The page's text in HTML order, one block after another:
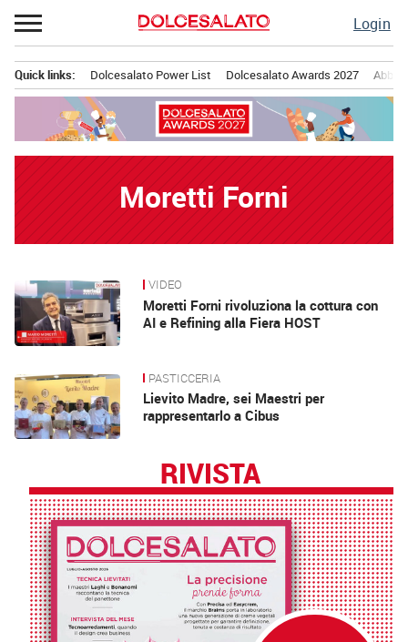
Passa
al
Login
principale
Quick links: Dolcesalato Power List Dolcesalato Awards 2027
Moretti Forni
News VIDEO
Moretti Forni rivoluziona la cottura con
AI e Refining alla Fiera HOST
PASTICCERIA
Lievito Madre, sei Maestri per
rappresentarlo a Cibus
RIVISTA